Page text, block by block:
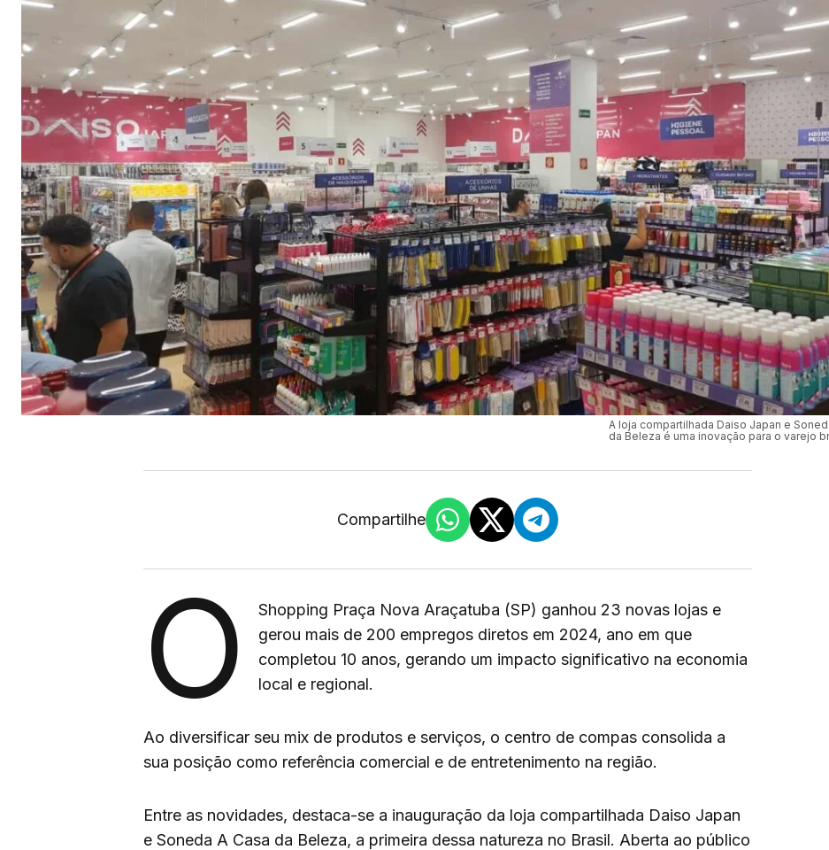
A loja compartilhada Daiso Japan e
da Beleza é uma inovação para o varejo
Compartilhe
O
Shopping Praça Nova Araçatuba (SP) ganhou 23 novas lojas e
gerou mais de 200 empregos diretos em 2024, ano em que
completou 10 anos, gerando um impacto significativo na economia
local e regional.
Ao diversificar seu mix de produtos e serviços, o centro de compas consolida a
sua posição como referência comercial e de entretenimento na região.
Entre as novidades, destaca-se a inauguração da loja compartilhada Daiso Japan
e Soneda A Casa da Beleza, a primeira dessa natureza no Brasil. Aberta ao público